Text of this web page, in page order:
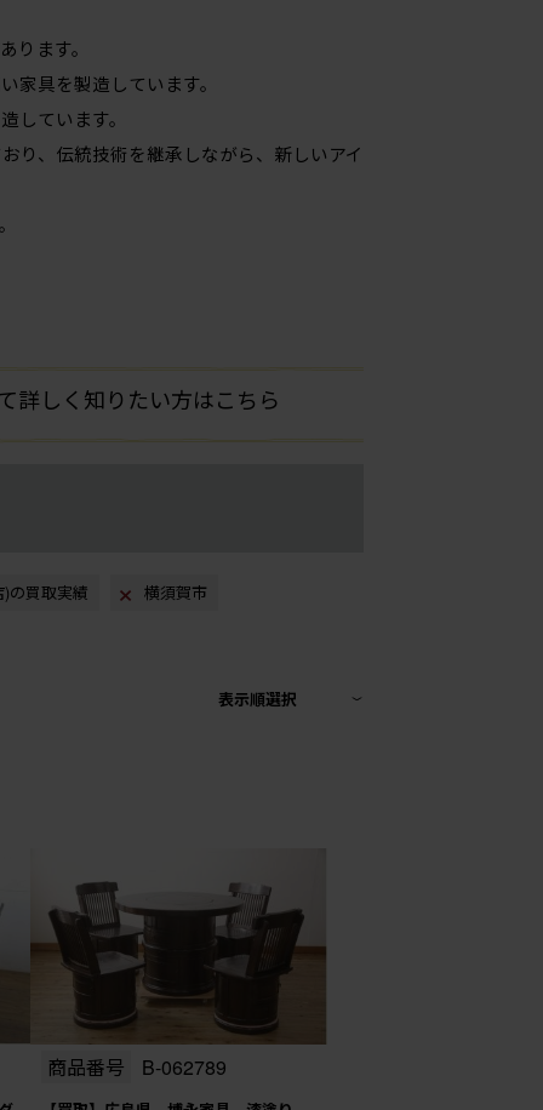
ります。
家具を製造しています。
しています。
り、伝統技術を継承しながら、新しいアイ
詳しく知りたい方はこちら
の買取実績 横須賀市
表示順選択
商品番号 B-062789